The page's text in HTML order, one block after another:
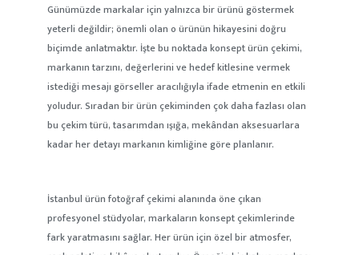
Günümüzde markalar için yalnızca bir ürünü göstermek
yeterli değildir; önemli olan o ürünün hikayesini doğru
biçimde anlatmaktır. İşte bu noktada konsept ürün çekimi,
markanın tarzını, değerlerini ve hedef kitlesine vermek
istediği mesajı görseller aracılığıyla ifade etmenin en etkili
yoludur. Sıradan bir ürün çekiminden çok daha fazlası olan
bu çekim türü, tasarımdan ışığa, mekândan aksesuarlara
kadar her detayı markanın kimliğine göre planlanır.
İstanbul ürün fotoğraf çekimi alanında öne çıkan
profesyonel stüdyolar, markaların konsept çekimlerinde
fark yaratmasını sağlar. Her ürün için özel bir atmosfer,